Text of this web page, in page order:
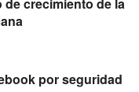
crecimiento de la
por seguridad